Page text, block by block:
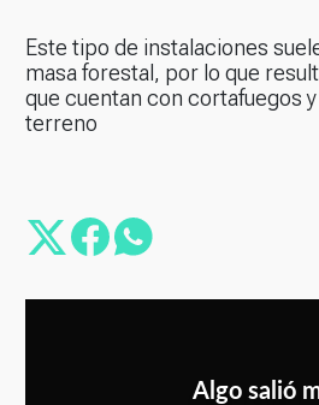
Este tipo de instalaciones
masa forestal, por lo que
que cuentan con cortafuegos
terreno